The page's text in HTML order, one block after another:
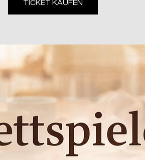
TICKET KAUFEN